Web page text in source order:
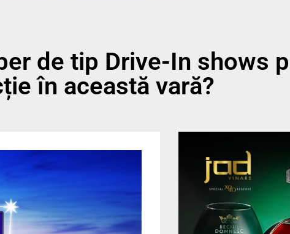
de tip Drive-In shows
în această vară?